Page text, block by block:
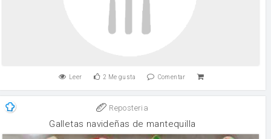
Leer 2 Me gusta Comentar
Reposteria
Galletas navideñas de mantequilla